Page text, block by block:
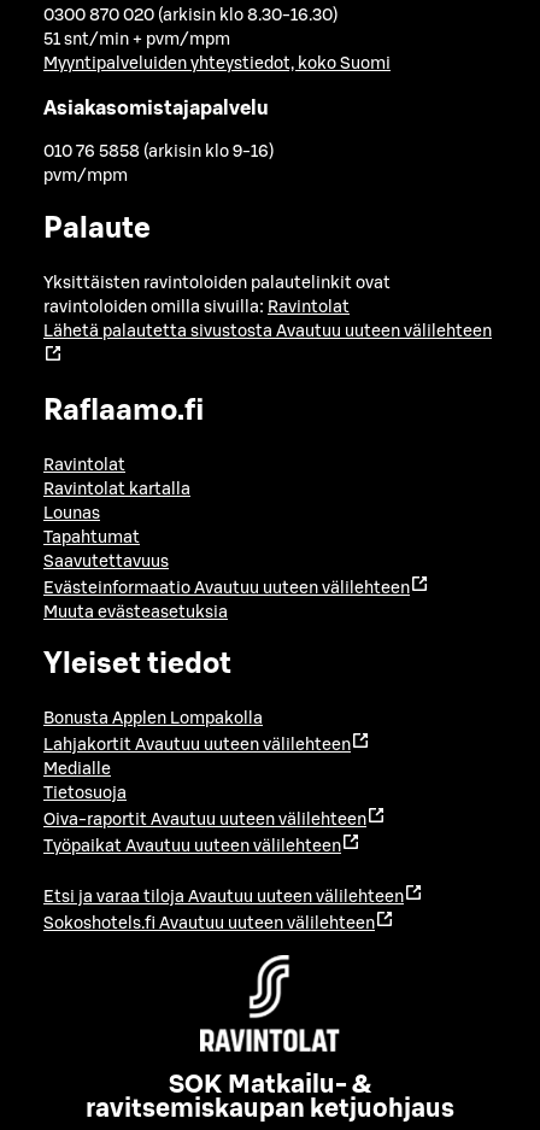
0300 870 020 (arkisin klo 8.30-16.30)
51 snt/min + pvm/mpm
Myyntipalveluiden yhteystiedot, koko Suomi
Asiakasomistajapalvelu
010 76 5858 (arkisin klo 9-16)
pvm/mpm
Palaute
Yksittäisten ravintoloiden palautelinkit ovat
ravintoloiden omilla sivuilla: Ravintolat
Lähetä palautetta sivustosta Avautuu uuteen välilehteen
Raflaamo.fi
Ravintolat
Ravintolat kartalla
Lounas
Tapahtumat
Saavutettavuus
Evästeinformaatio Avautuu uuteen välilehteen
Muuta evästeasetuksia
Yleiset tiedot
Bonusta Applen Lompakolla
Lahjakortit Avautuu uuteen välilehteen
Medialle
Tietosuoja
Oiva-raportit Avautuu uuteen välilehteen
Työpaikat Avautuu uuteen välilehteen
Etsi ja varaa tiloja Avautuu uuteen välilehteen
Sokoshotels.fi Avautuu uuteen välilehteen
SOK Matkailu- &
ravitsemiskaupan ketjuohjaus